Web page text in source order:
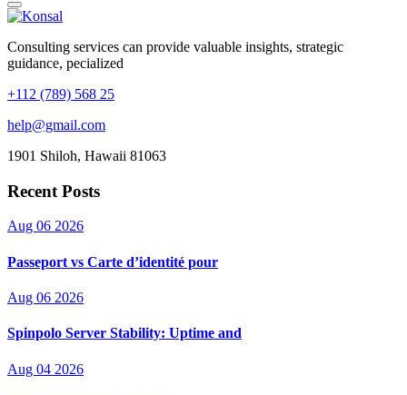
Consulting services can provide valuable insights, strategic
guidance, pecialized
+112 (789) 568 25
help@gmail.com
1901 Shiloh, Hawaii 81063
Recent Posts
Aug 06 2026
Passeport vs Carte d’identité pour
Aug 06 2026
Spinpolo Server Stability: Uptime and
Aug 04 2026